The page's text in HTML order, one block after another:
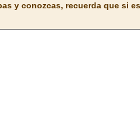
y conozcas, recuerda que si